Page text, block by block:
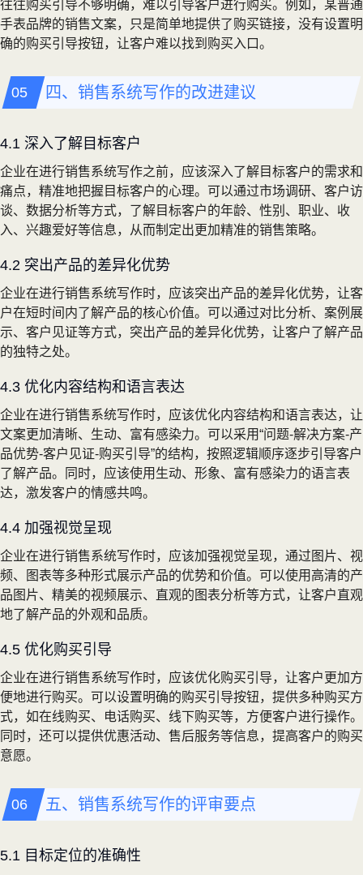
往往购买引导不够明确，难以引导客户进行购买。例如，某普通
手表品牌的销售文案，只是简单地提供了购买链接，没有设置明
确的购买引导按钮，让客户难以找到购买入口。
四、销售系统写作的改进建议
4.1 深入了解目标客户
企业在进行销售系统写作之前，应该深入了解目标客户的需求和
痛点，精准地把握目标客户的心理。可以通过市场调研、客户访
谈、数据分析等方式，了解目标客户的年龄、性别、职业、收
入、兴趣爱好等信息，从而制定出更加精准的销售策略。
4.2 突出产品的差异化优势
企业在进行销售系统写作时，应该突出产品的差异化优势，让客
户在短时间内了解产品的核心价值。可以通过对比分析、案例展
示、客户见证等方式，突出产品的差异化优势，让客户了解产品
的独特之处。
4.3 优化内容结构和语言表达
企业在进行销售系统写作时，应该优化内容结构和语言表达，让
文案更加清晰、生动、富有感染力。可以采用“问题-解决方案-产
品优势-客户见证-购买引导”的结构，按照逻辑顺序逐步引导客户
了解产品。同时，应该使用生动、形象、富有感染力的语言表
达，激发客户的情感共鸣。
4.4 加强视觉呈现
企业在进行销售系统写作时，应该加强视觉呈现，通过图片、视
频、图表等多种形式展示产品的优势和价值。可以使用高清的产
品图片、精美的视频展示、直观的图表分析等方式，让客户直观
地了解产品的外观和品质。
4.5 优化购买引导
企业在进行销售系统写作时，应该优化购买引导，让客户更加方
便地进行购买。可以设置明确的购买引导按钮，提供多种购买方
式，如在线购买、电话购买、线下购买等，方便客户进行操作。
同时，还可以提供优惠活动、售后服务等信息，提高客户的购买
意愿。
五、销售系统写作的评审要点
5.1 目标定位的准确性